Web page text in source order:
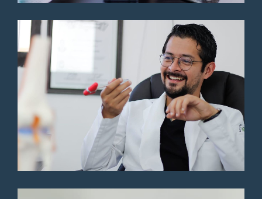
Exelente Trauma su atención y
tratamiento y programación
para cirugia de columna